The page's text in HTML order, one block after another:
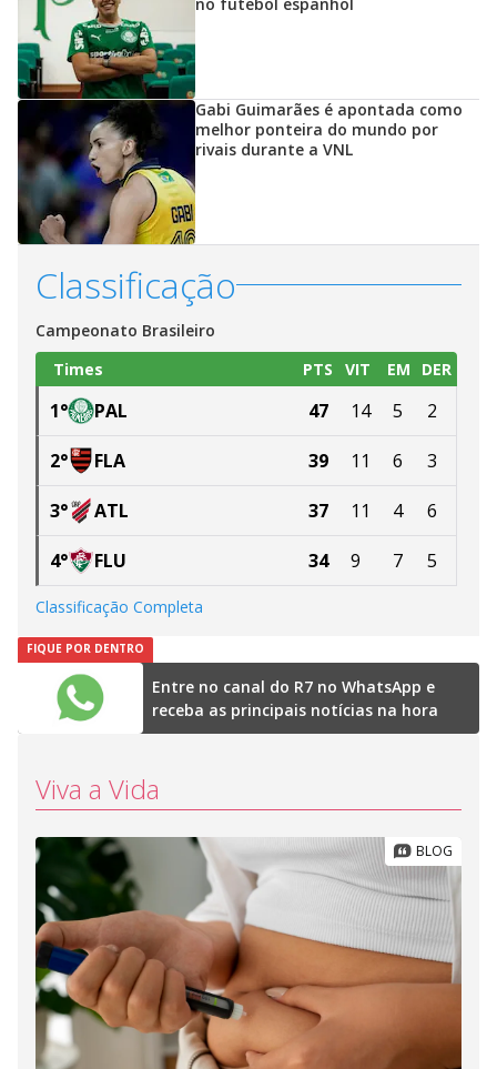
Gabi Guimarães é apontada como
melhor ponteira do mundo por
rivais durante a VNL
Classificação
Campeonato Brasileiro
Times
PTS VIT EM DER
1° PAL 47 14 5 2
2° FLA 39 11 6 3
3° ATL 37 11 4 6
4° FLU 34 9 7 5
Classificação Completa
FIQUE POR DENTRO
Entre no canal do R7 no WhatsApp e
receba as principais notícias na hora
Viva a Vida